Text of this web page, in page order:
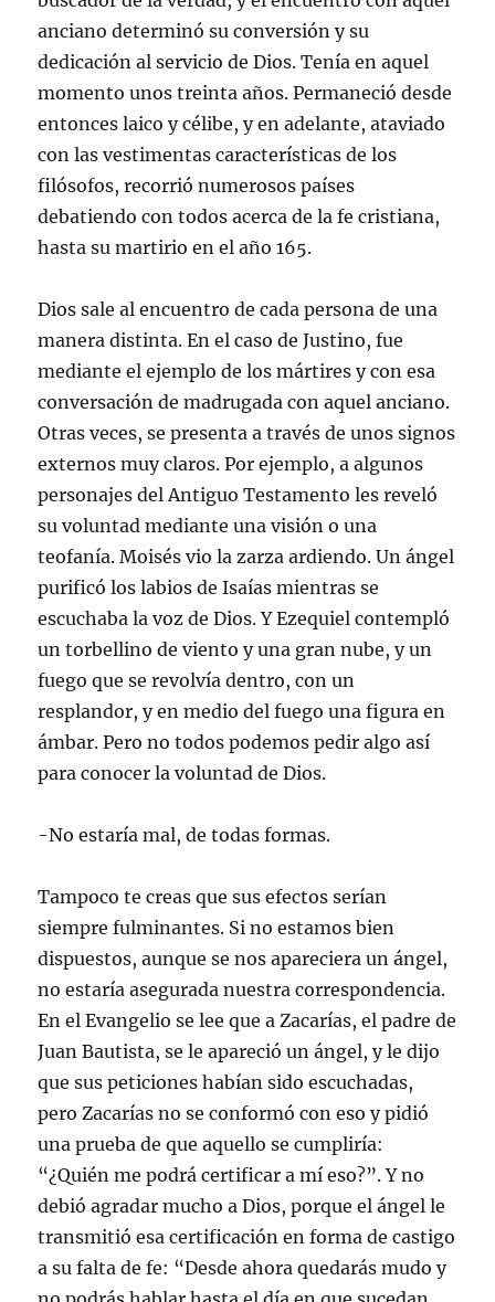
anciano determinó su conversión y su
dedicación al servicio de Dios. Tenía en aquel
momento unos treinta años. Permaneció desde
entonces laico y célibe, y en adelante, ataviado
con las vestimentas características de los
filósofos, recorrió numerosos países
debatiendo con todos acerca de la fe cristiana,
hasta su martirio en el año 165.
Dios sale al encuentro de cada persona de una
manera distinta. En el caso de Justino, fue
mediante el ejemplo de los mártires y con esa
conversación de madrugada con aquel anciano.
Otras veces, se presenta a través de unos signos
externos muy claros. Por ejemplo, a algunos
personajes del Antiguo Testamento les reveló
su voluntad mediante una visión o una
teofanía. Moisés vio la zarza ardiendo. Un ángel
purificó los labios de Isaías mientras se
escuchaba la voz de Dios. Y Ezequiel contempló
un torbellino de viento y una gran nube, y un
fuego que se revolvía dentro, con un
resplandor, y en medio del fuego una figura en
ámbar. Pero no todos podemos pedir algo así
para conocer la voluntad de Dios.
-No estaría mal, de todas formas.
Tampoco te creas que sus efectos serían
siempre fulminantes. Si no estamos bien
dispuestos, aunque se nos apareciera un ángel,
no estaría asegurada nuestra correspondencia.
En el Evangelio se lee que a Zacarías, el padre de
Juan Bautista, se le apareció un ángel, y le dijo
que sus peticiones habían sido escuchadas,
pero Zacarías no se conformó con eso y pidió
una prueba de que aquello se cumpliría:
“¿Quién me podrá certificar a mí eso?”. Y no
debió agradar mucho a Dios, porque el ángel le
transmitió esa certificación en forma de castigo
a su falta de fe: “Desde ahora quedarás mudo y